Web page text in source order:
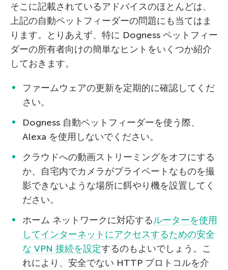
そこに記載されているアドバイスのほとんどは、
上記の自動ペットフィーダーの問題にも当てはま
ります。とりあえず、特に Dogness ペットフィー
ダーの所有者向けの簡単なヒントをいくつか紹介
しておきます。
ファームウェアの更新を定期的に確認してくだ
さい。
Dogness 自動ペットフィーダーを使う際、
Alexa を使用しないでください。
クラウドへの動画ストリーミングをオフにする
か、自宅内でカメラがプライベートなものを撮
影できないような場所に餌やり機を設置してく
ださい。
ホーム ネットワークに対応するルーターを使用
してインターネットにアクセスするための安全
な VPN 接続を設定するのもよいでしょう。こ
れにより、安全でない HTTP プロトコルを介